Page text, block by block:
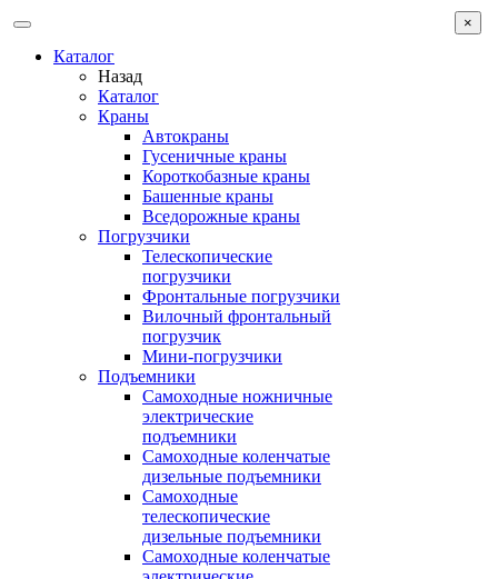
Каталог
Назад
Каталог
Краны
Автокраны
Гусеничные краны
Короткобазные краны
Башенные краны
Вcедорожные краны
Погрузчики
Телескопические
погрузчики
Фронтальные погрузчики
Вилочный фронтальный
погрузчик
Мини-погрузчики
Подъемники
Самоходные ножничные
электрические
подъемники
Самоходные коленчатые
дизельные подъемники
Самоходные
телескопические
дизельные подъемники
Самоходные коленчатые
×